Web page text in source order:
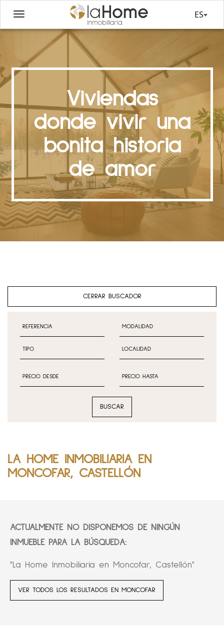
ES
Viviendas
donde vivir una
bonita historia
de amor
CERRAR BUSCADOR
BUSCAR
LA HOME INMOBILIARIA EN
MONCOFAR, CASTELLÓN
ACTUALMENTE NO DISPONEMOS DE NINGÚN
INMUEBLE PARA LA BÚSQUEDA:
"La Home Inmobiliaria en Moncofar, Castellón"
VER TODOS LOS RESULTADOS EN MONCOFAR